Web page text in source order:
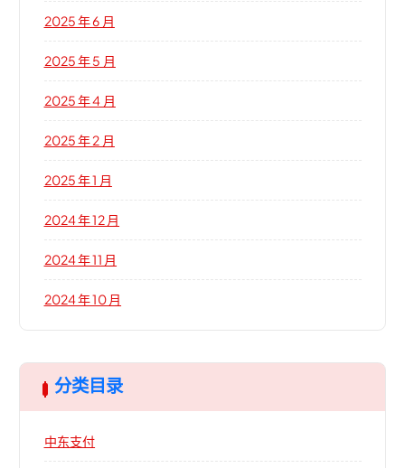
2025 年 6 月
2025 年 5 月
2025 年 4 月
2025 年 2 月
2025 年 1 月
2024 年 12 月
2024 年 11 月
2024 年 10 月
分类目录
中东支付